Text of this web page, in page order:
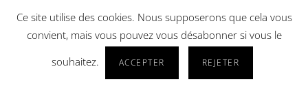
contact@aguram.org
Ce site utilise des cookies. Nous supposerons que cela vous
convient, mais vous pouvez vous désabonner si vous le
souhaitez.
ACCEPTER REJETER